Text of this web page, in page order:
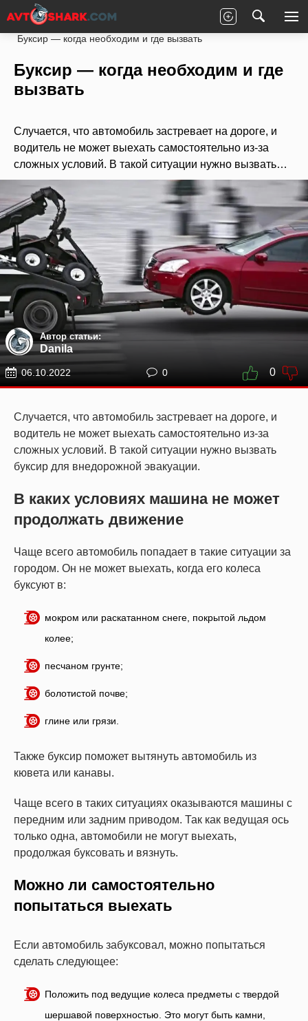
Главная Статьи
Новости партнеров
Буксир — когда необходим и где вызвать
Буксир — когда необходим и где
вызвать
Случается, что автомобиль застревает на дороге, и
водитель не может выехать самостоятельно из-за
сложных условий. В такой ситуации нужно вызвать…
Автор статьи:
Danila
06.10.2022 0 0
Случается, что автомобиль застревает на дороге, и
водитель не может выехать самостоятельно из-за
сложных условий. В такой ситуации нужно вызвать
буксир для внедорожной эвакуации.
В каких условиях машина не может
продолжать движение
Чаще всего автомобиль попадает в такие ситуации за
городом. Он не может выехать, когда его колеса
буксуют в:
мокром или раскатанном снеге, покрытой льдом
колее;
песчаном грунте;
болотистой почве;
глине или грязи.
Также буксир поможет вытянуть автомобиль из
кювета или канавы.
Чаще всего в таких ситуациях оказываются машины с
передним или задним приводом. Так как ведущая ось
только одна, автомобили не могут выехать,
продолжая буксовать и вязнуть.
Можно ли самостоятельно
попытаться выехать
Если автомобиль забуксовал, можно попытаться
сделать следующее:
Положить под ведущие колеса предметы с твердой
шершавой поверхностью. Это могут быть камни,